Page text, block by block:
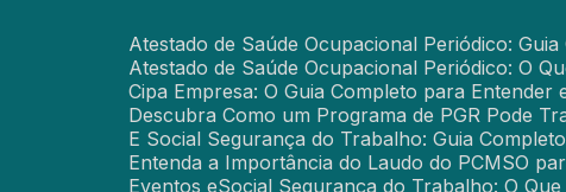
Atestado de Saúde Ocupacional Periódico:
Atestado de Saúde Ocupacional Periódico: O
Cipa Empresa: O Guia Completo para Entender
Descubra Como um Programa de PGR Pode
E Social Segurança do Trabalho: Guia
Entenda a Importância do Laudo do PCMSO
Eventos eSocial Segurança do Trabalho: O